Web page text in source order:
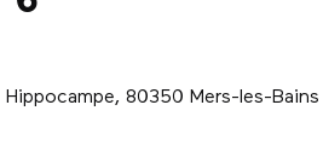
80350 Mers-les-Bains